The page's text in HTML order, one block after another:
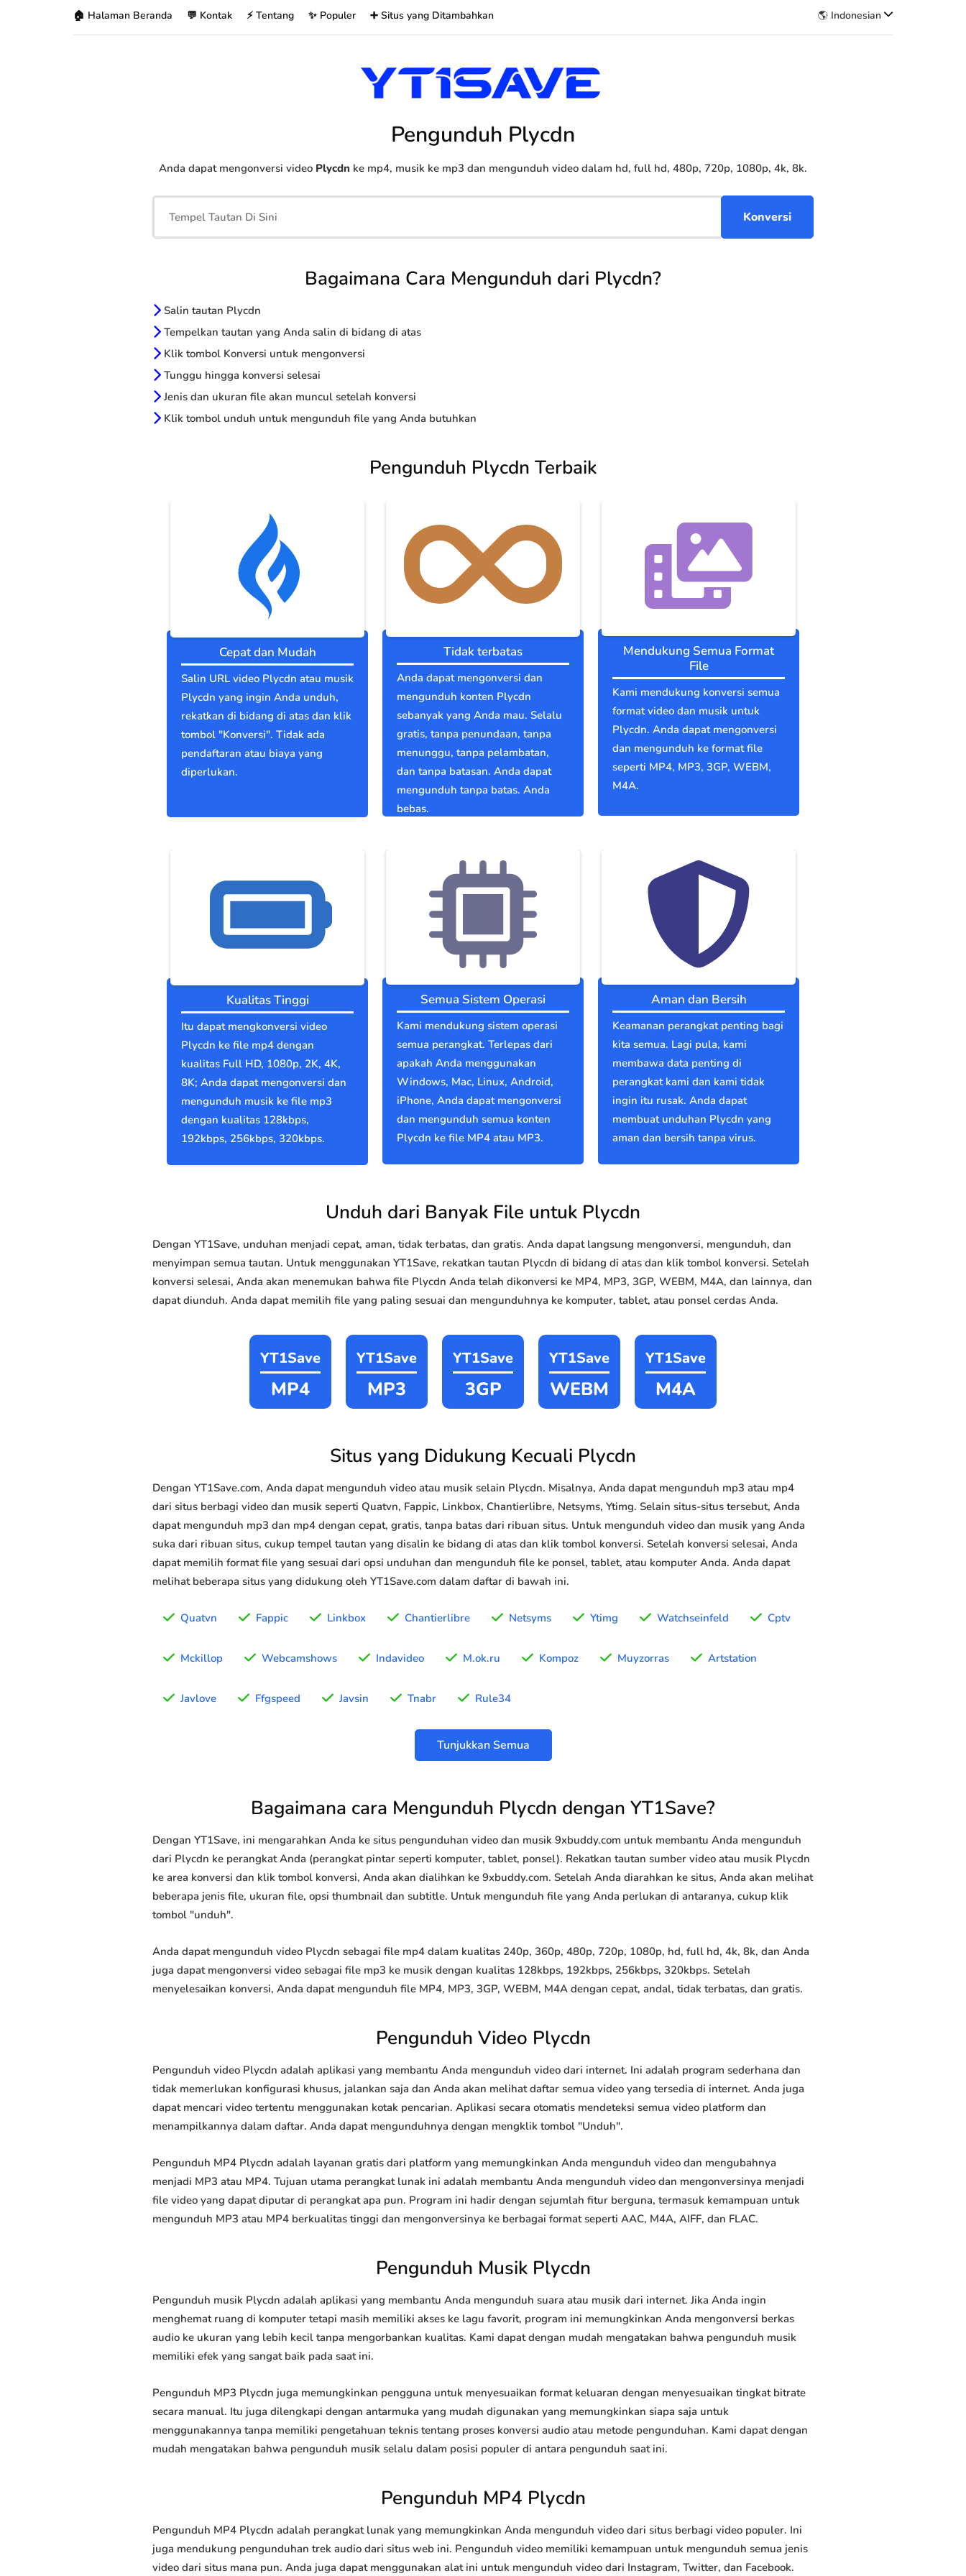
🏠 Halaman Beranda 💬 Kontak ⚡ Tentang ✨ Populer ➕ Situs yang Ditambahkan 🌎 Indonesian
Pengunduh Plycdn
Anda dapat mengonversi video Plycdn ke mp4, musik ke mp3 dan mengunduh video dalam hd, full hd, 480p, 720p, 1080p, 4k, 8k.
Bagaimana Cara Mengunduh dari Plycdn?
Salin tautan Plycdn
Tempelkan tautan yang Anda salin di bidang di atas
Klik tombol Konversi untuk mengonversi
Tunggu hingga konversi selesai
Jenis dan ukuran file akan muncul setelah konversi
Klik tombol unduh untuk mengunduh file yang Anda butuhkan
Pengunduh Plycdn Terbaik
Cepat dan Mudah
Salin URL video Plycdn atau musik
Plycdn yang ingin Anda unduh,
rekatkan di bidang di atas dan klik
tombol "Konversi". Tidak ada
pendaftaran atau biaya yang
diperlukan.
Tidak terbatas
Anda dapat mengonversi dan
mengunduh konten Plycdn
sebanyak yang Anda mau. Selalu
gratis, tanpa penundaan, tanpa
menunggu, tanpa pelambatan,
dan tanpa batasan. Anda dapat
mengunduh tanpa batas. Anda
bebas.
Mendukung Semua Format
File
Kami mendukung konversi semua
format video dan musik untuk
Plycdn. Anda dapat mengonversi
dan mengunduh ke format file
seperti MP4, MP3, 3GP, WEBM,
M4A.
Kualitas Tinggi
Itu dapat mengkonversi video
Plycdn ke file mp4 dengan
kualitas Full HD, 1080p, 2K, 4K,
8K; Anda dapat mengonversi dan
mengunduh musik ke file mp3
dengan kualitas 128kbps,
192kbps, 256kbps, 320kbps.
Semua Sistem Operasi
Kami mendukung sistem operasi
semua perangkat. Terlepas dari
apakah Anda menggunakan
Windows, Mac, Linux, Android,
iPhone, Anda dapat mengonversi
dan mengunduh semua konten
Plycdn ke file MP4 atau MP3.
Aman dan Bersih
Keamanan perangkat penting bagi
kita semua. Lagi pula, kami
membawa data penting di
perangkat kami dan kami tidak
ingin itu rusak. Anda dapat
membuat unduhan Plycdn yang
aman dan bersih tanpa virus.
Unduh dari Banyak File untuk Plycdn
Dengan YT1Save, unduhan menjadi cepat, aman, tidak terbatas, dan gratis. Anda dapat langsung mengonversi, mengunduh, dan
menyimpan semua tautan. Untuk menggunakan YT1Save, rekatkan tautan Plycdn di bidang di atas dan klik tombol konversi. Setelah
konversi selesai, Anda akan menemukan bahwa file Plycdn Anda telah dikonversi ke MP4, MP3, 3GP, WEBM, M4A, dan lainnya, dan
dapat diunduh. Anda dapat memilih file yang paling sesuai dan mengunduhnya ke komputer, tablet, atau ponsel cerdas Anda.
YT1Save
MP4
YT1Save
MP3
YT1Save
3GP
YT1Save
WEBM
YT1Save
M4A
Situs yang Didukung Kecuali Plycdn
Dengan YT1Save.com, Anda dapat mengunduh video atau musik selain Plycdn. Misalnya, Anda dapat mengunduh mp3 atau mp4
dari situs berbagi video dan musik seperti Quatvn, Fappic, Linkbox, Chantierlibre, Netsyms, Ytimg. Selain situs-situs tersebut, Anda
dapat mengunduh mp3 dan mp4 dengan cepat, gratis, tanpa batas dari ribuan situs. Untuk mengunduh video dan musik yang Anda
suka dari ribuan situs, cukup tempel tautan yang disalin ke bidang di atas dan klik tombol konversi. Setelah konversi selesai, Anda
dapat memilih format file yang sesuai dari opsi unduhan dan mengunduh file ke ponsel, tablet, atau komputer Anda. Anda dapat
melihat beberapa situs yang didukung oleh YT1Save.com dalam daftar di bawah ini.
Quatvn Fappic Linkbox Chantierlibre Netsyms Ytimg Watchseinfeld Cptv
Mckillop Webcamshows Indavideo M.ok.ru Kompoz Muyzorras Artstation
Javlove Ffgspeed Javsin Tnabr Rule34
Tunjukkan Semua
Bagaimana cara Mengunduh Plycdn dengan YT1Save?
Dengan YT1Save, ini mengarahkan Anda ke situs pengunduhan video dan musik 9xbuddy.com untuk membantu Anda mengunduh
dari Plycdn ke perangkat Anda (perangkat pintar seperti komputer, tablet, ponsel). Rekatkan tautan sumber video atau musik Plycdn
ke area konversi dan klik tombol konversi, Anda akan dialihkan ke 9xbuddy.com. Setelah Anda diarahkan ke situs, Anda akan melihat
beberapa jenis file, ukuran file, opsi thumbnail dan subtitle. Untuk mengunduh file yang Anda perlukan di antaranya, cukup klik
tombol "unduh".
Anda dapat mengunduh video Plycdn sebagai file mp4 dalam kualitas 240p, 360p, 480p, 720p, 1080p, hd, full hd, 4k, 8k, dan Anda
juga dapat mengonversi video sebagai file mp3 ke musik dengan kualitas 128kbps, 192kbps, 256kbps, 320kbps. Setelah
menyelesaikan konversi, Anda dapat mengunduh file MP4, MP3, 3GP, WEBM, M4A dengan cepat, andal, tidak terbatas, dan gratis.
Pengunduh Video Plycdn
Pengunduh video Plycdn adalah aplikasi yang membantu Anda mengunduh video dari internet. Ini adalah program sederhana dan
tidak memerlukan konfigurasi khusus, jalankan saja dan Anda akan melihat daftar semua video yang tersedia di internet. Anda juga
dapat mencari video tertentu menggunakan kotak pencarian. Aplikasi secara otomatis mendeteksi semua video platform dan
menampilkannya dalam daftar. Anda dapat mengunduhnya dengan mengklik tombol "Unduh".
Pengunduh MP4 Plycdn adalah layanan gratis dari platform yang memungkinkan Anda mengunduh video dan mengubahnya
menjadi MP3 atau MP4. Tujuan utama perangkat lunak ini adalah membantu Anda mengunduh video dan mengonversinya menjadi
file video yang dapat diputar di perangkat apa pun. Program ini hadir dengan sejumlah fitur berguna, termasuk kemampuan untuk
mengunduh MP3 atau MP4 berkualitas tinggi dan mengonversinya ke berbagai format seperti AAC, M4A, AIFF, dan FLAC.
Pengunduh Musik Plycdn
Pengunduh musik Plycdn adalah aplikasi yang membantu Anda mengunduh suara atau musik dari internet. Jika Anda ingin
menghemat ruang di komputer tetapi masih memiliki akses ke lagu favorit, program ini memungkinkan Anda mengonversi berkas
audio ke ukuran yang lebih kecil tanpa mengorbankan kualitas. Kami dapat dengan mudah mengatakan bahwa pengunduh musik
memiliki efek yang sangat baik pada saat ini.
Pengunduh MP3 Plycdn juga memungkinkan pengguna untuk menyesuaikan format keluaran dengan menyesuaikan tingkat bitrate
secara manual. Itu juga dilengkapi dengan antarmuka yang mudah digunakan yang memungkinkan siapa saja untuk
menggunakannya tanpa memiliki pengetahuan teknis tentang proses konversi audio atau metode pengunduhan. Kami dapat dengan
mudah mengatakan bahwa pengunduh musik selalu dalam posisi populer di antara pengunduh saat ini.
Pengunduh MP4 Plycdn
Pengunduh MP4 Plycdn adalah perangkat lunak yang memungkinkan Anda mengunduh video dari situs berbagi video populer. Ini
juga mendukung pengunduhan trek audio dari situs web ini. Pengunduh video memiliki kemampuan untuk mengunduh semua jenis
video dari situs mana pun. Anda juga dapat menggunakan alat ini untuk mengunduh video dari Instagram, Twitter, dan Facebook.